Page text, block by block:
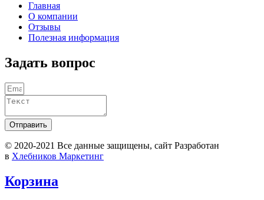
Главная
О компании
Отзывы
Полезная информация
Задать вопрос
Отправить
© 2020-2021 Вcе данные защищены, сайт Разработан
в Хлебников Маркетинг
Корзина